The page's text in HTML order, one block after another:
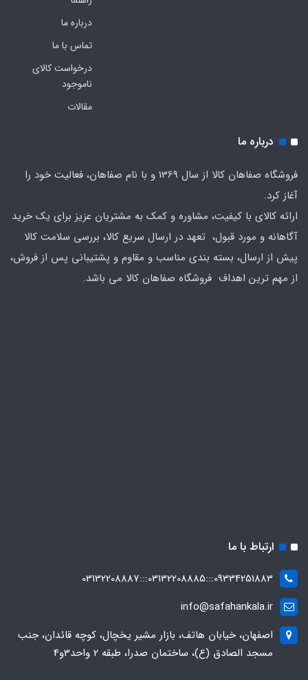
درباره ما
تماس با ما
درخواست کالای
ناموجود
مقالات
درباره ما
فروشگاه صفاهان کالا از سال 1369 و با نام صفاهان، فعالیت خود را
آغاز کرد.
ارائه کالای با کیفیت، مشاوره و کمک به مشتریان عزیز برای یک خرید
آگاهانه و مورد قبول، تعهد در ارسال سریع کالا، بررسی سلامت کالا
پیش از ارسال، بسته بندی مناسب و مقاوم و پشتیبانی پس از فروش،
از مهم ترین اهداف فروشگاه صفاهان کالا می باشد.
ارتباط با ما
09334251883:::03132208885:::03132208887
info@safahankala.ir
اصفهان، خیابان هاتف، بازار مشیر یخچال، کوچه قائدان، جنب
مسجد الصادق (ع)، ساختمان صدرا، طبقه 2 واحد3و4